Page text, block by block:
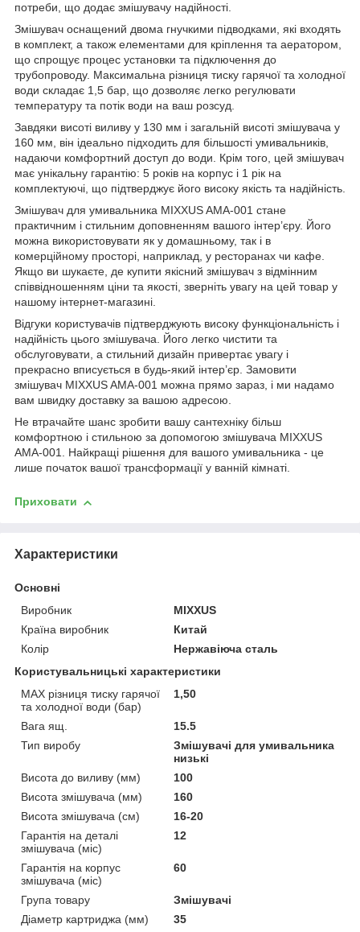
потреби, що додає змішувачу надійності.
Змішувач оснащений двома гнучкими підводками, які входять
в комплект, а також елементами для кріплення та аератором,
що спрощує процес установки та підключення до
трубопроводу. Максимальна різниця тиску гарячої та холодної
води складає 1,5 бар, що дозволяє легко регулювати
температуру та потік води на ваш розсуд.
Завдяки висоті виливу у 130 мм і загальній висоті змішувача у
160 мм, він ідеально підходить для більшості умивальників,
надаючи комфортний доступ до води. Крім того, цей змішувач
має унікальну гарантію: 5 років на корпус і 1 рік на
комплектуючі, що підтверджує його високу якість та надійність.
Змішувач для умивальника MIXXUS AMA-001 стане
практичним і стильним доповненням вашого інтер’єру. Його
можна використовувати як у домашньому, так і в
комерційному просторі, наприклад, у ресторанах чи кафе.
Якщо ви шукаєте, де купити якісний змішувач з відмінним
співвідношенням ціни та якості, зверніть увагу на цей товар у
нашому інтернет-магазині.
Відгуки користувачів підтверджують високу функціональність і
надійність цього змішувача. Його легко чистити та
обслуговувати, а стильний дизайн привертає увагу і
прекрасно вписується в будь-який інтер’єр. Замовити
змішувач MIXXUS AMA-001 можна прямо зараз, і ми надамо
вам швидку доставку за вашою адресою.
Не втрачайте шанс зробити вашу сантехніку більш
комфортною і стильною за допомогою змішувача MIXXUS
AMA-001. Найкращі рішення для вашого умивальника - це
лише початок вашої трансформації у ванній кімнаті.
Приховати
Характеристики
Основні
Виробник
MIXXUS
Країна виробник
Китай
Колір
Нержавіюча сталь
Користувальницькі характеристики
MAX різниця тиску гарячої
та холодної води (бар)
1,50
Вага ящ.
15.5
Тип виробу
Змішувачі для умивальника
низькі
Висота до виливу (мм)
100
Висота змішувача (мм)
160
Висота змішувача (см)
16-20
Гарантія на деталі
змішувача (міс)
12
Гарантія на корпус
змішувача (міс)
60
Група товару
Змішувачі
Діаметр картриджа (мм)
35